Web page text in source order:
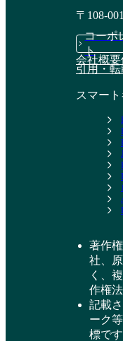
〒108-
コーポ
ト
会社概要
引用・
スマー
著作
社、
く、
作権
記載
ーク
標です